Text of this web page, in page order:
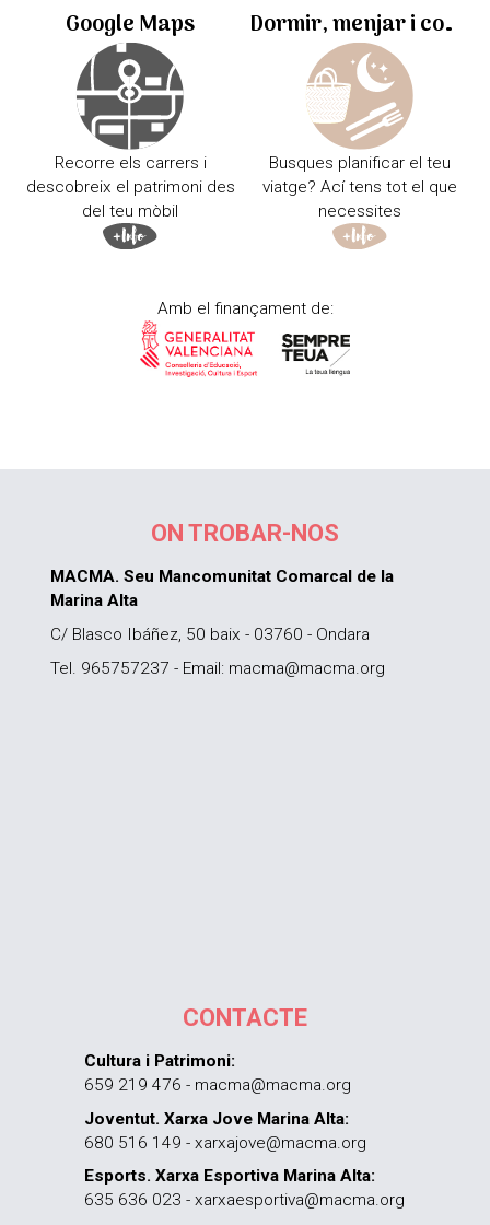
Google Maps
Recorre els carrers i
descobreix el patrimoni des
del teu mòbil
Dormir, menjar i comprar
Busques planificar el teu
viatge? Ací tens tot el que
necessites
Amb el finançament de:
ON TROBAR-NOS
MACMA. Seu Mancomunitat Comarcal de la
Marina Alta
C/ Blasco Ibáñez, 50 baix - 03760 - Ondara
Tel. 965757237 - Email: macma@macma.org
CONTACTE
Cultura i Patrimoni:
659 219 476 - macma@macma.org
Joventut. Xarxa Jove Marina Alta:
680 516 149 - xarxajove@macma.org
Esports. Xarxa Esportiva Marina Alta:
635 636 023 - xarxaesportiva@macma.org